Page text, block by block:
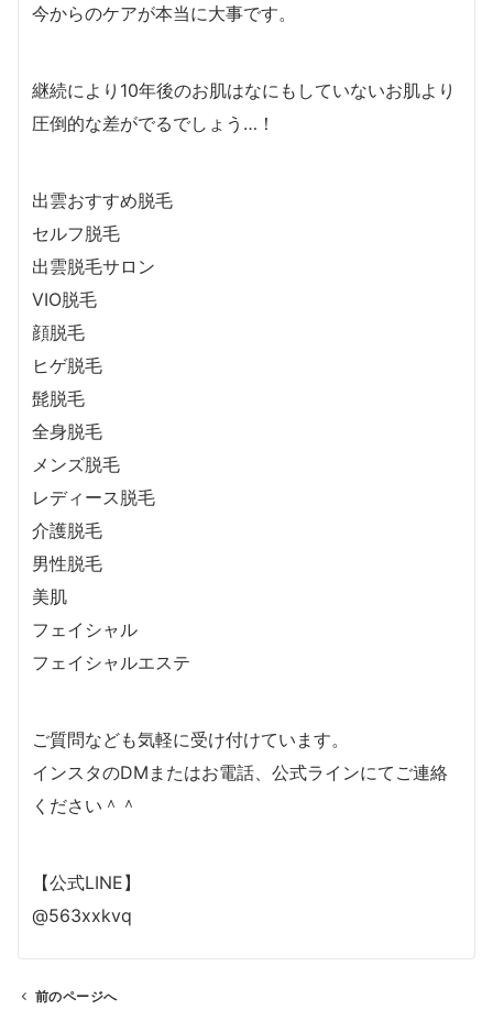
今からのケアが本当に大事です。
継続により10年後のお肌はなにもしていないお肌より
圧倒的な差がでるでしょう…！
出雲おすすめ脱毛
セルフ脱毛
出雲脱毛サロン
VIO脱毛
顔脱毛
ヒゲ脱毛
髭脱毛
全身脱毛
メンズ脱毛
レディース脱毛
介護脱毛
男性脱毛
美肌
フェイシャル
フェイシャルエステ
ご質問なども気軽に受け付けています。
インスタのDMまたはお電話、公式ラインにてご連絡
ください＾＾
【公式LINE】
@563xxkvq
前のページへ